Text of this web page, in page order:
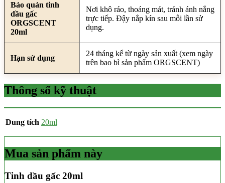
Bảo quản tinh
dầu gấc
ORGSCENT
20ml
Nơi khô ráo, thoáng mát, tránh ánh nắng
trực tiếp. Đậy nắp kín sau mỗi lần sử
dụng.
Hạn sử dụng
24 tháng kể từ ngày sản xuất (xem ngày
trên bao bì sản phẩm ORGSCENT)
Thông số kỹ thuật
Dung tích 20ml
Mua sản phẩm này
Tinh dầu gấc 20ml